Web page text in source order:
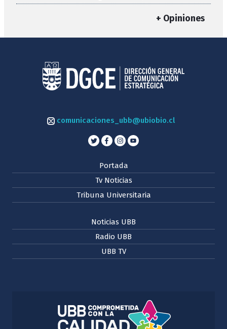
+ Opiniones
comunicaciones_ubb@ubiobio.cl
Portada
Tv Noticias
Tribuna Universitaria
Noticias UBB
Radio UBB
UBB TV